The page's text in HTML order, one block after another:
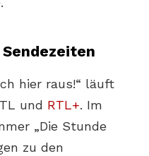
hier raus!“ läuft
und RTL+. Im
„Die Stunde
zu den